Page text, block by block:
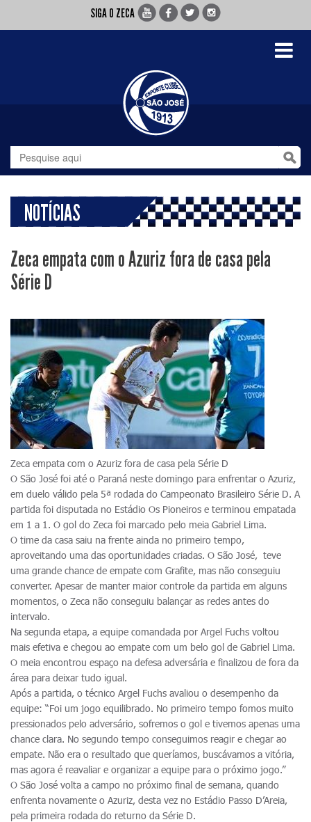
SIGA O ZECA
Toggle
NOTÍCIAS
Zeca empata com o Azuriz fora de casa pela
Série D
Zeca empata com o Azuriz fora de casa pela Série D
O São José foi até o Paraná neste domingo para enfrentar o Azuriz,
em duelo válido pela 5ª rodada do Campeonato Brasileiro Série D. A
partida foi disputada no Estádio Os Pioneiros e terminou empatada
em 1 a 1. O gol do Zeca foi marcado pelo meia Gabriel Lima.
O time da casa saiu na frente ainda no primeiro tempo,
aproveitando uma das oportunidades criadas. O São José, teve
uma grande chance de empate com Grafite, mas não conseguiu
converter. Apesar de manter maior controle da partida em alguns
momentos, o Zeca não conseguiu balançar as redes antes do
intervalo.
Na segunda etapa, a equipe comandada por Argel Fuchs voltou
mais efetiva e chegou ao empate com um belo gol de Gabriel Lima.
O meia encontrou espaço na defesa adversária e finalizou de fora da
área para deixar tudo igual.
Após a partida, o técnico Argel Fuchs avaliou o desempenho da
equipe: “Foi um jogo equilibrado. No primeiro tempo fomos muito
pressionados pelo adversário, sofremos o gol e tivemos apenas uma
chance clara. No segundo tempo conseguimos reagir e chegar ao
empate. Não era o resultado que queríamos, buscávamos a vitória,
mas agora é reavaliar e organizar a equipe para o próximo jogo.”
O São José volta a campo no próximo final de semana, quando
enfrenta novamente o Azuriz, desta vez no Estádio Passo D’Areia,
pela primeira rodada do returno da Série D.